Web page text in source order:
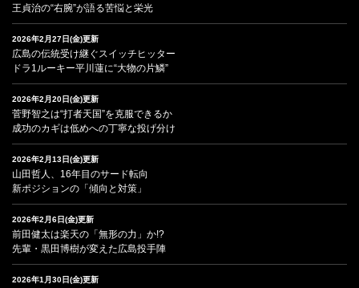
王貞治の“右腕”が語る苦悩と栄光
2026年2月27日(金)更新
広島の伝統受け継ぐスイッチヒッター
ドラ1ルーキー平川蓮に“大物の片鱗”
2026年2月20日(金)更新
菅野智之は“打者天国”を克服できるか
成功のカギは低めへの丁寧な投げ分け
2026年2月13日(金)更新
山田哲人、16年目のサード転向
新ポジションの「傾向と対策」
2026年2月6日(金)更新
前田健太は楽天の「無形の力」か!?
先輩・黒田博樹が変えた広島投手陣
2026年1月30日(金)更新